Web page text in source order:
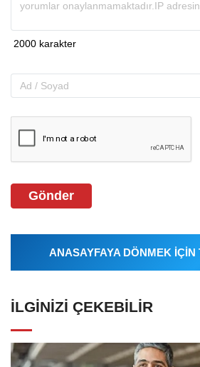
Gönder
ANASAYFAYA DÖNMEK İÇİN
İLGINIZI ÇEKEBILIR